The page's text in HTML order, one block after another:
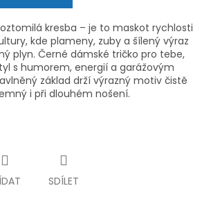
kresba – je to maskot rychlosti
kde plameny, zuby a šílený výraz
plyn. Černé dámské tričko pro tebe,
s humorem, energií a garážovým
základ drží výrazný motiv čistě
i při dlouhém nošení.
SDÍLET